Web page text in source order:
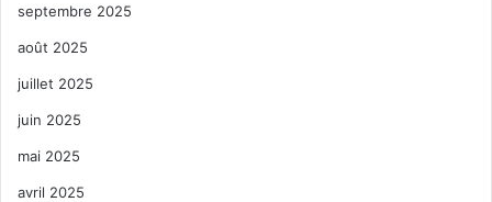
septembre 2025
août 2025
juillet 2025
juin 2025
mai 2025
avril 2025